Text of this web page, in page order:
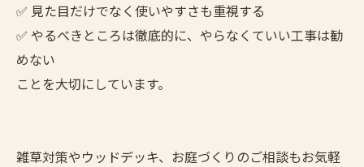
✅ 見た目だけでなく使いやすさも重視する
✅ やるべきところは徹底的に、やらなくていい工事は勧
めない
ことを大切にしています。
雑草対策やウッドデッキ、お庭づくりのご相談もお気軽